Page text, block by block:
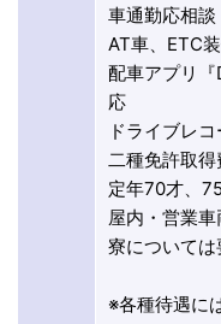
車通勤応相談
AT車、ETC
配車アプリ
応
ドライブレ
二種免許取
定年70才、
屋内・営業
寮については
※各種待遇に